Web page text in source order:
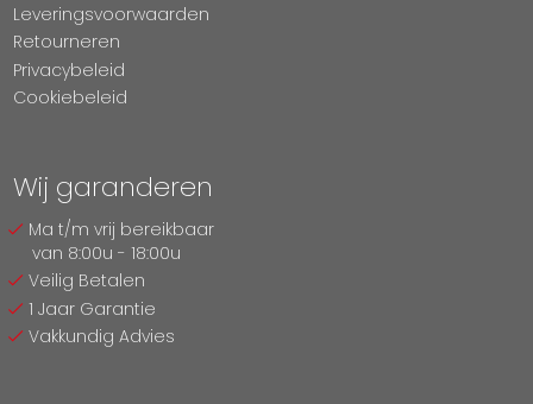
Leveringsvoorwaarden
Retourneren
Privacybeleid
Cookiebeleid
Wij garanderen
Ma t/m vrij bereikbaar
van 8:00u - 18:00u
Veilig Betalen
1 Jaar Garantie
Vakkundig Advies